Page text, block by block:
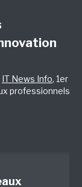
IT News Info, 1er
professionnels